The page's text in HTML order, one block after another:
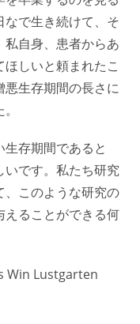
なで生き続けて、そ
自身、患者からあ
しいと頼まれたこ
悪生存期間の長さに
生存期間であると
いです。私たち研究
、このような研究の
えることができる何
Win Lustgarten